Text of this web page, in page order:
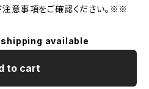
意事項をご確認ください。※※
available
to cart